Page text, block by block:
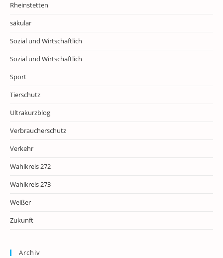
Rheinstetten
säkular
Sozial und Wirtschaftlich
Sozial und Wirtschaftlich
Sport
Tierschutz
Ultrakurzblog
Verbraucherschutz
Verkehr
Wahlkreis 272
Wahlkreis 273
Weißer
Zukunft
Archiv